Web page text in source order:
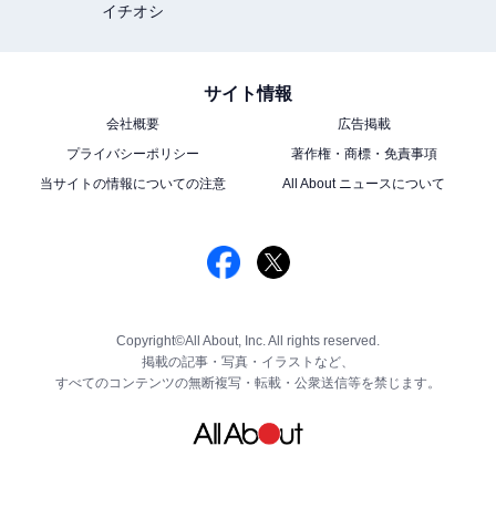
イチオシ
サイト情報
会社概要
広告掲載
プライバシーポリシー
著作権・商標・免責事項
当サイトの情報についての注意
All About ニュースについて
Copyright©All About, Inc. All rights reserved.
掲載の記事・写真・イラストなど、
すべてのコンテンツの無断複写・転載・公衆送信等を禁じます。